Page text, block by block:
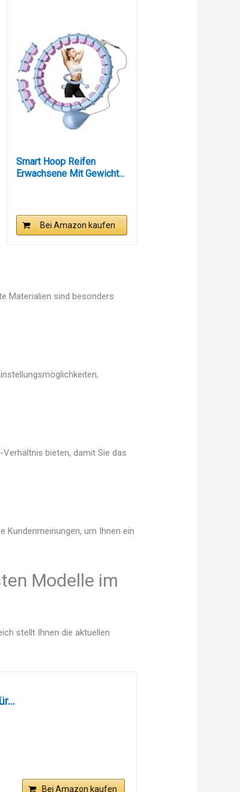
Smart Hoop Reifen
Erwachsene Mit Gewicht...
Bei Amazon kaufen
Materialien sind besonders
bieten, damit Sie das
Kundenmeinungen, um Ihnen ein
Modelle im
stellt Ihnen die aktuellen
Bei Amazon kaufen